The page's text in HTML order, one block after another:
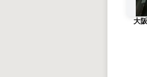
大